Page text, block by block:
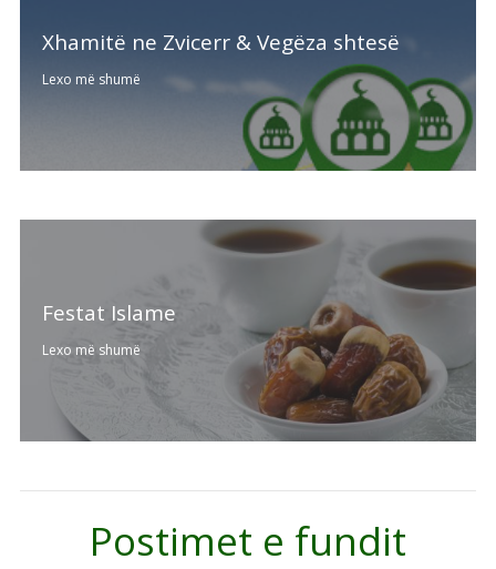
Xhamitë ne Zvicerr & Vegëza shtesë
Lexo më shumë
Festat Islame
Lexo më shumë
Postimet e fundit